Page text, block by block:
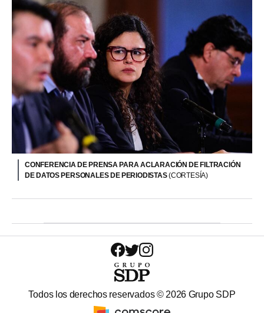
CONFERENCIA DE PRENSA PARA ACLARACIÓN DE FILTRACIÓN
DE DATOS PERSONALES DE PERIODISTAS(CORTESÍA)
Todos los derechos reservados © 2026 Grupo SDP